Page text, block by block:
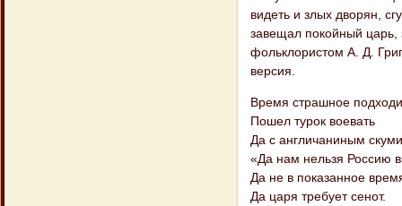
видеть и злых дворян,
завещал покойный
фольклористом А. Д.
версия.
Время страшное
Пошел турок воевать
Да с англичаниным
«Да нам нельзя Россию
Да не в показанное
Да царя требует сенот.